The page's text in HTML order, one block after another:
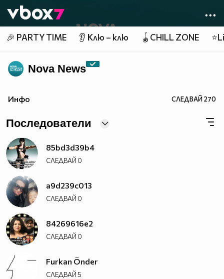
👾
🎉 PARTY TIME 👂 Клю – клю 🪀CHILL ZONE
Nova News
Инфо СЛЕДВАЙ270
Последователи
85bd3d39b4
СЛЕДВАЙ 0
a9d239c013
СЛЕДВАЙ 0
84269616e2
СЛЕДВАЙ 0
Furkan Önder
СЛЕДВАЙ5